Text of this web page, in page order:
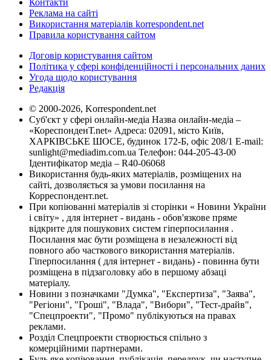
Реклама на сайті
Використання матеріалів korrespondent.net
Правила користування сайтом
Договір користування сайтом
Політика у сфері конфіденційності і персональних даних
Угода щодо користування
Редакція
© 2000-2026, Korrespondent.net
Суб'єкт у сфері онлайн-медіа Назва онлайн-медіа –
«КореспонденТ.net» Адреса: 02091, місто Київ,
ХАРКІВСЬКЕ ШОСЕ, будинок 172-Б, офіс 208/1 E-mail:
sunlight@mediadim.com.ua Телефон: 044-205-43-00
Ідентифікатор медіа – R40-06068
Використання будь-яких матеріалів, розміщених на
сайті, дозволяється за умови посилання на
Корреспондент.net.
При копіюванні матеріалів зі сторінки « Новини України
і світу» , для інтернет - видань - обов'язкове пряме
відкрите для пошукових систем гіперпосилання .
Посилання має бути розміщена в незалежності від
повного або часткового використання матеріалів.
Гіперпосилання ( для інтернет - видань) - повинна бути
розміщена в підзаголовку або в першому абзаці
матеріалу.
Новини з позначками "Думка", "Експертиза", "Заява",
"Регіони", "Гроші", "Влада", "Вибори", "Тест-драйв",
"Спецпроекти", "Промо" публікуються на правах
реклами.
Розділ Спецпроекти створюється спільно з
комерційними партнерами.